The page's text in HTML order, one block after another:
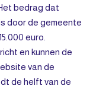
bedrag dat
door de gemeente
euro.
en kunnen de
van de
de helft van de